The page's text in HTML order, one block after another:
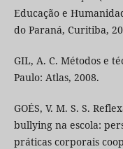
Educação e
do Paraná, Curitiba,
GIL, A. C. Métodos e
Paulo: Atlas, 2008.
GOÉS, V. M. S. S.
bullying na escola:
práticas corporais